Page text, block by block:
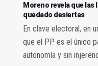
Moreno revela que
quedado desiertas
En clave electoral, en
que el PP es el único
autonomía y sin